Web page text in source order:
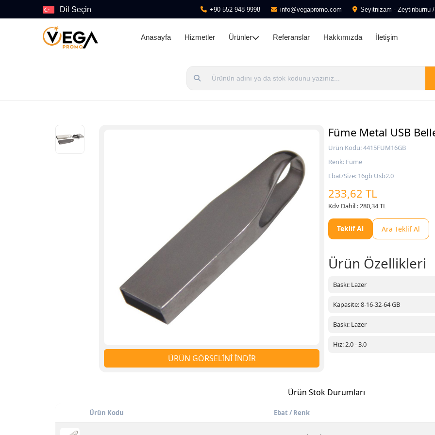
Dil Seçin +90 552 948 9998 info@vegapromo.com Seyitnizam - Zeytinburnu
Anasayfa Hizmetler Ürünler Referanslar Hakkımızda İletişim
ÜRÜN GÖRSELİNİ İNDİR
Füme Metal USB
Ürün Kodu: 4415FUM16GB
Renk: Füme
Ebat/Size: 16gb Usb2.0
233,62 TL
Kdv Dahil : 280,34 TL
Teklif Al Ara Teklif Al
Ürün Özellikleri
Baskı: Lazer
Kapasite: 8-16-32-64 GB
Baskı: Lazer
Hız: 2.0 - 3.0
Ürün Stok Durumları
Ürün Kodu Ebat / Renk